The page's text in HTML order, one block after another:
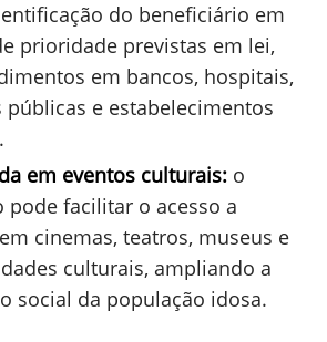
do beneficiário em
prioridade previstas em lei,
em bancos, hospitais,
públicas e estabelecimentos
em eventos culturais: o
pode facilitar o acesso a
cinemas, teatros, museus e
culturais, ampliando a
social da população idosa.